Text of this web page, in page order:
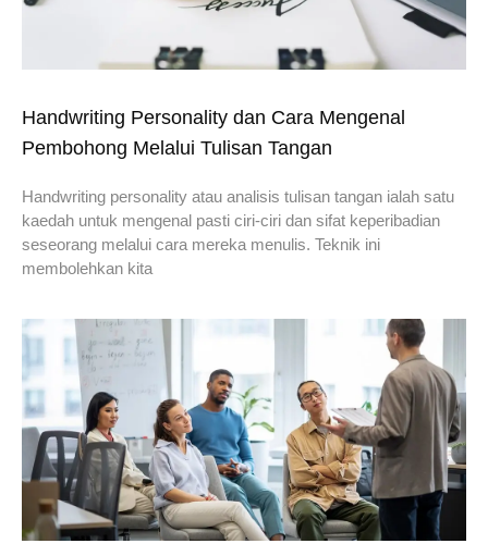
Handwriting Personality dan Cara Mengenal
Pembohong Melalui Tulisan Tangan
Handwriting personality atau analisis tulisan tangan ialah satu
kaedah untuk mengenal pasti ciri-ciri dan sifat keperibadian
seseorang melalui cara mereka menulis. Teknik ini
membolehkan kita